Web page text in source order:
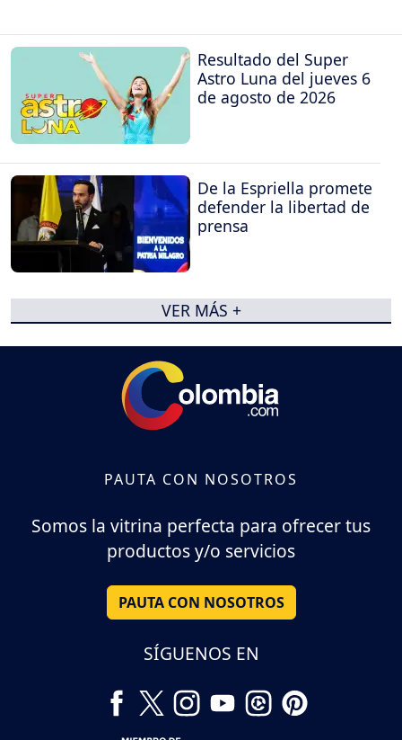
Resultado del Super
Astro Luna del jueves 6
de agosto de 2026
De la Espriella promete
defender la libertad de
prensa
VER MÁS +
PAUTA CON NOSOTROS
Somos la vitrina perfecta para ofrecer tus
productos y/o servicios
PAUTA CON NOSOTROS
SÍGUENOS EN